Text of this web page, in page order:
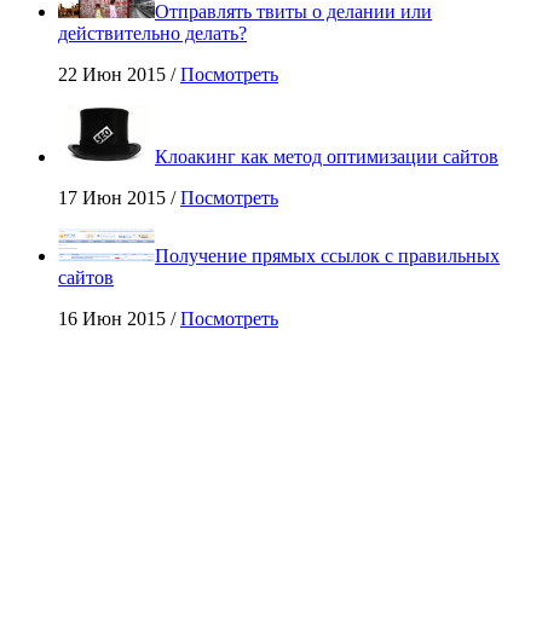
Отправлять твиты о делании или
действительно делать?
22 Июн 2015 /Посмотреть
Клоакинг как метод оптимизации сайтов
17 Июн 2015 /Посмотреть
Получение прямых ссылок с правильных
сайтов
16 Июн 2015 /Посмотреть